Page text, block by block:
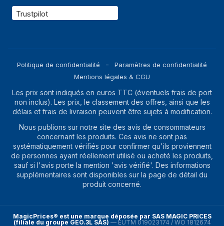
Hauteur maximale
carte graphique
Trustpilot
Politique de confidentialité
Paramètres de confidentialité
Mentions légales & CGU
Les prix sont indiqués en euros TTC (éventuels frais de port
non inclus). Les prix, le classement des offres, ainsi que les
délais et frais de livraison peuvent être sujets à modification.
Nous publions sur notre site des avis de consommateurs
concernant les produits. Ces avis ne sont pas
systématiquement vérifiés pour confirmer qu'ils proviennent
de personnes ayant réellement utilisé ou acheté les produits,
sauf si l'avis porte la mention 'avis vérifié'. Des informations
supplémentaires sont disponibles sur la page de détail du
produit concerné.
MagicPrices® est une marque déposée par SAS MAGIC PRICES
(filiale du groupe GEO.3L SAS) — EUTM 019023174 / WO 1812674